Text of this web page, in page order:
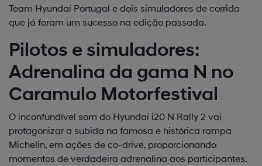
Team Hyundai Portugal e dois simuladores de corrida
que já foram um sucesso na edição passada.
Pilotos e simuladores:
Adrenalina da gama N no
Caramulo Motorfestival
O inconfundível som do Hyundai i20 N Rally 2 vai
protagonizar a subida na famosa e histórica rampa
Michelin, em ações de co-drive, proporcionando
momentos de verdadeira adrenalina aos participantes.